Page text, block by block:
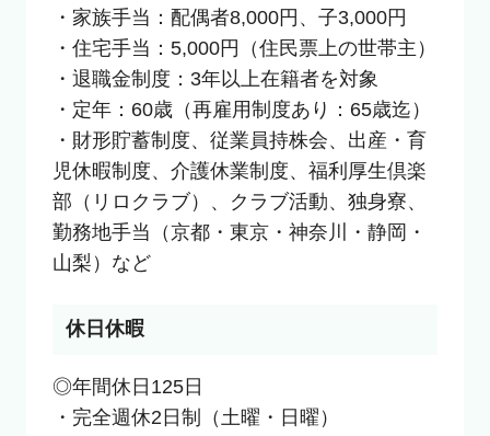
・家族手当：配偶者8,000円、子3,000円
・住宅手当：5,000円（住民票上の世帯主）
・退職金制度：3年以上在籍者を対象
・定年：60歳（再雇用制度あり：65歳迄）
・財形貯蓄制度、従業員持株会、出産・育
児休暇制度、介護休業制度、福利厚生倶楽
部（リロクラブ）、クラブ活動、独身寮、
勤務地手当（京都・東京・神奈川・静岡・
山梨）など
休日休暇
◎年間休日125日
・完全週休2日制（土曜・日曜）